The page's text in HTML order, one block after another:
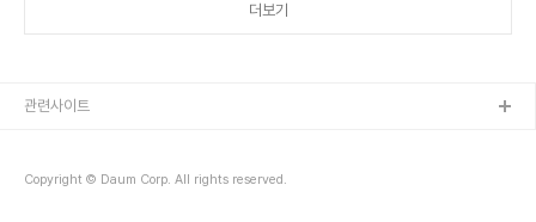
'비슷'만 보는 사람이 아날로그인이다. 양자를 함께 보는 인간만이 디지로그의 미래형 인간
더보기
Copyright © Daum Corp. All rights reserved.
관련사이트